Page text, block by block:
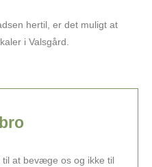
hertil, er det muligt at
i Valsgård.
at bevæge os og ikke til